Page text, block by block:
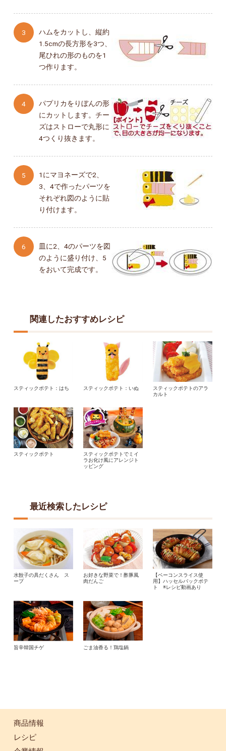
ハムをカットし、縦約
1.5cmの長方形を3つ、
尾ひれの形のものを1
つ作ります。
パプリカをりぼんの形
にカットします。チー
ズはストローで丸形に
4つくり抜きます。
1にマヨネーズで2、
3、4で作ったパーツを
それぞれ図のように貼
り付けます。
皿に2、4のパーツを図
のように盛り付け、5
をおいて完成です。
関連したおすすめレシピ
スティックポテト：はち スティックポテト：いぬ
スティックポテトのアラ
カルト
スティックポテト
スティックポテトでミイ
ラお化け風にアレンジト
ッピング
最近検索したレシピ
水餃子の具だくさん ス
ープ
お好きな野菜で！酢豚風
肉だんご
【ベーコンスライス使
用】ハッセルバックポテ
ト ※レシピ動画あり
旨辛韓国チゲ ごま油香る！鶏塩鍋
商品情報
レシピ